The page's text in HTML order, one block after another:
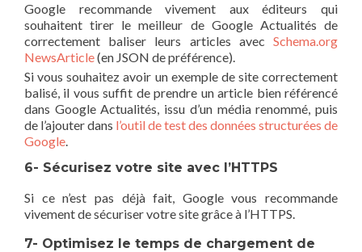
Google recommande vivement aux éditeurs qui
souhaitent tirer le meilleur de Google Actualités de
correctement baliser leurs articles avec Schema.org
NewsArticle(en JSON de préférence).
Si vous souhaitez avoir un exemple de site correctement
balisé, il vous suffit de prendre un article bien référencé
dans Google Actualités, issu d’un média renommé, puis
de l’ajouter dans l’outil de test des données structurées de
Google.
6- Sécurisez votre site avec l’HTTPS
Si ce n’est pas déjà fait, Google vous recommande
vivement de sécuriser votre site grâce à l’HTTPS.
7- Optimisez le temps de chargement de